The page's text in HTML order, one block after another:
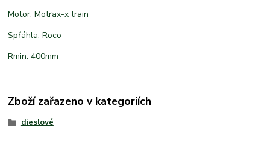
Motor: Motrax-x train
Spřáhla: Roco
Rmin: 400mm
Zboží zařazeno v kategoriích
dieslové